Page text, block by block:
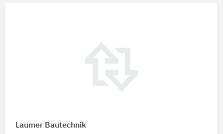
Laumer Bautechnik